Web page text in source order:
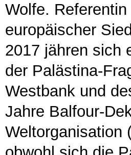
Wolfe.
europäischer
2017 jähren sich
der Palästina-
Westbank und
Jahre Balfour-
Weltorganisation